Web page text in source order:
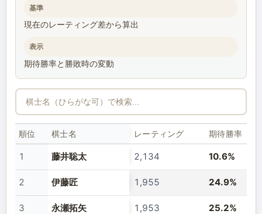
基準
現在のレーティング差から算出
表示
期待勝率と勝敗時の変動
順位 棋士名 レーティング 期待勝率
1 藤井聡太 2,134 10.6%
2 伊藤匠 1,955 24.9%
3 永瀬拓矢 1,953 25.2%